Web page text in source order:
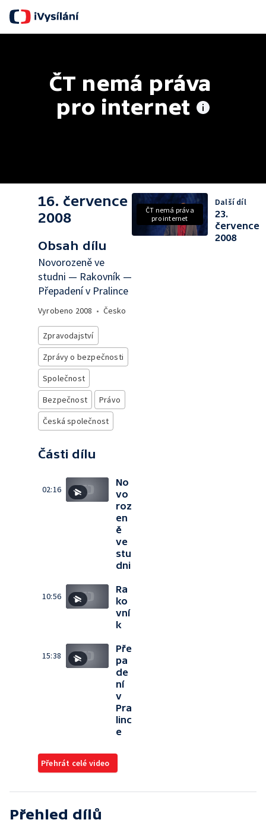
ČT nemá práva
pro internet
16. července
2008
Obsah dílu
Novorozeně ve
studni — Rakovník —
Přepadení v Pralince
Vyrobeno 2008 • Česko
Zpravodajství
Zprávy o bezpečnosti
Společnost
Bezpečnost
Právo
Česká společnost
Části dílu
02:16
No
vo
roz
en
ě
ve
stu
dni
10:56
Ra
ko
vní
k
15:38
Pře
pa
de
ní
v
Pra
linc
e
Přehrát celé video
ČT nemá práva
pro internet
Další díl
23.
července
2008
Přehled dílů